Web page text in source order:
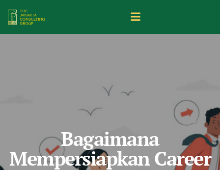
Bagaimana
Mempersiapkan Career